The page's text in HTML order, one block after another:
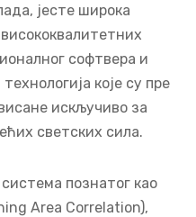
јесте широка
софтвера и
које су пре
искључиво за
светских сила.
познатог као
Area Correlation),